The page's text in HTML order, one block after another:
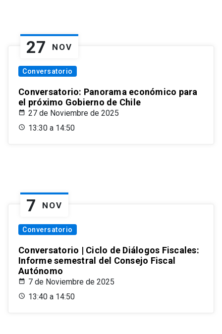
27 NOV
Conversatorio
Conversatorio: Panorama económico para
el próximo Gobierno de Chile
27 de Noviembre de 2025
13:30 a 14:50
7 NOV
Conversatorio
Conversatorio | Ciclo de Diálogos Fiscales:
Informe semestral del Consejo Fiscal
Autónomo
7 de Noviembre de 2025
13:40 a 14:50